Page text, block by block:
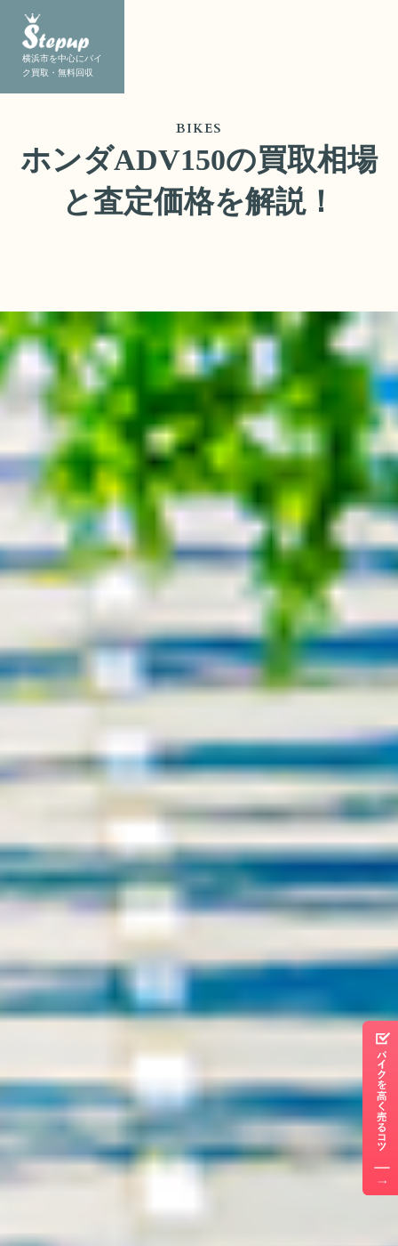
横浜市を中心にバイ
ク買取・無料回収
ホンダADV150の買取相場
と査定価格を解説！
BIKES